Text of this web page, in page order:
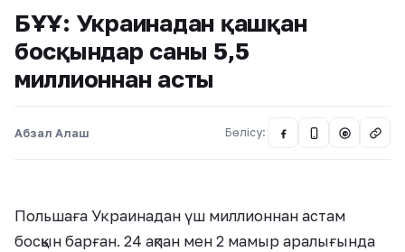
БҰҰ: Украинадан қашқан
босқындар саны 5,5
миллионнан асты
Абзал Алаш Бөлісу: @
Польшаға Украинадан үш миллионнан астам
босқын барған. 24 ақпан мен 2 мамыр аралығында